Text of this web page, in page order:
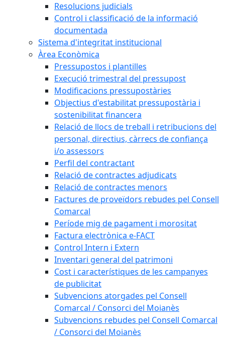
Resolucions judicials
Control i classificació de la informació
documentada
Sistema d'integritat institucional
Àrea Econòmica
Pressupostos i plantilles
Execució trimestral del pressupost
Modificacions pressupostàries
Objectius d'estabilitat pressupostària i
sostenibilitat financera
Relació de llocs de treball i retribucions del
personal, directius, càrrecs de confiança
i/o assessors
Perfil del contractant
Relació de contractes adjudicats
Relació de contractes menors
Factures de proveïdors rebudes pel Consell
Comarcal
Període mig de pagament i morositat
Factura electrònica e-FACT
Control Intern i Extern
Inventari general del patrimoni
Cost i característiques de les campanyes
de publicitat
Subvencions atorgades pel Consell
Comarcal / Consorci del Moianès
Subvencions rebudes pel Consell Comarcal
/ Consorci del Moianès